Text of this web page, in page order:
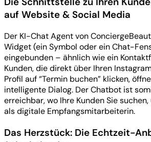
auf Website & Social Media
Der KI-Chat Agent von
Widget (ein Symbol oder ein Chat-
eingebunden – ähnlich wie ein
Kunden, die direkt über Ihren
Profil auf “Termin buchen” klicken,
intelligente Dialog. Der Chatbot ist
erreichbar, wo Ihre Kunden Sie
als digitale Empfangsmitarbeiterin.
Das Herzstück: Die Echtzeit-